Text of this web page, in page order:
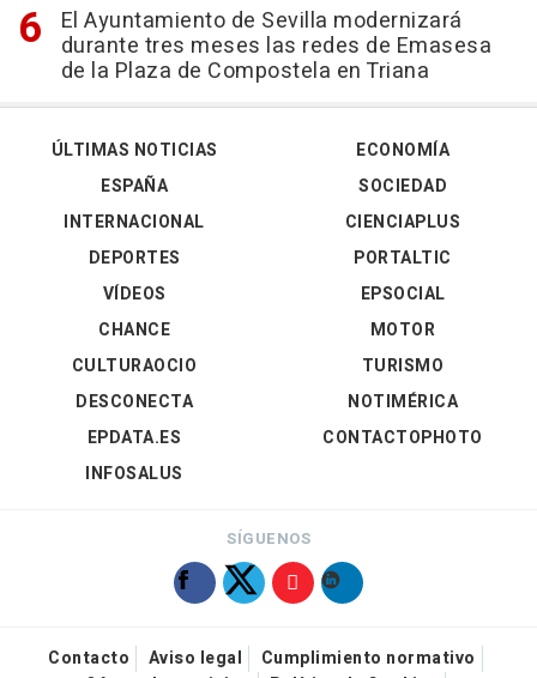
El Ayuntamiento de Sevilla modernizará
durante tres meses las redes de Emasesa
de la Plaza de Compostela en Triana
ÚLTIMAS NOTICIAS
ESPAÑA
INTERNACIONAL
DEPORTES
VÍDEOS
ECONOMÍA
SOCIEDAD
CIENCIAPLUS
PORTALTIC
EPSOCIAL
CHANCE
CULTURAOCIO
DESCONECTA
EPDATA.ES
INFOSALUS
MOTOR
TURISMO
NOTIMÉRICA
CONTACTOPHOTO
SÍGUENOS
Contacto Aviso legal
Cumplimiento normativo